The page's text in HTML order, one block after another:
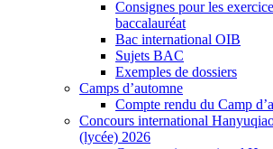
Consignes pour les
baccalauréat
Bac international OIB
Sujets BAC
Exemples de dossiers
Camps d’automne
Compte rendu du Camp
Concours international
(lycée) 2026